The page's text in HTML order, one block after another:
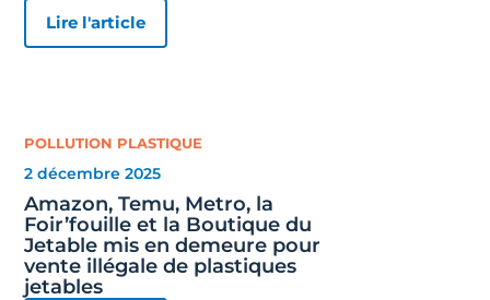
Lire l'article
POLLUTION PLASTIQUE
2 décembre 2025
Amazon, Temu, Metro, la
Foir’fouille et la Boutique du
Jetable mis en demeure pour
vente illégale de plastiques
jetables